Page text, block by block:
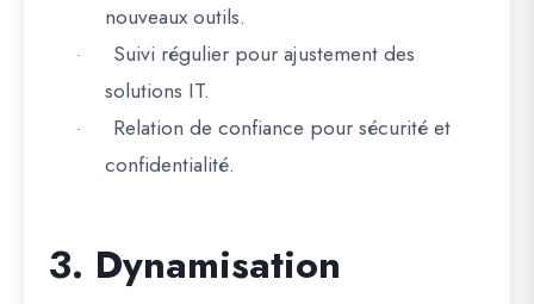
nouveaux outils.
·
Suivi régulier pour ajustement des
solutions IT.
·
Relation de confiance pour sécurité et
confidentialité.
3. Dynamisation